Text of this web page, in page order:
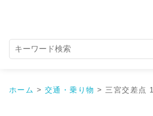
ホーム > 交通・乗り物 > 三宮交差点 1